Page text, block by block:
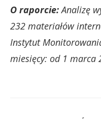
O raporcie:Analizę
232 materiałów
Instytut
miesięcy: od 1 marca